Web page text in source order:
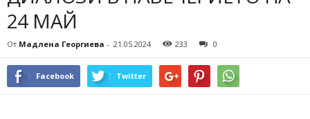
24 МАЙ
От Мадлена Георгиева - 21.05.2024 233 0
Facebook Twitter